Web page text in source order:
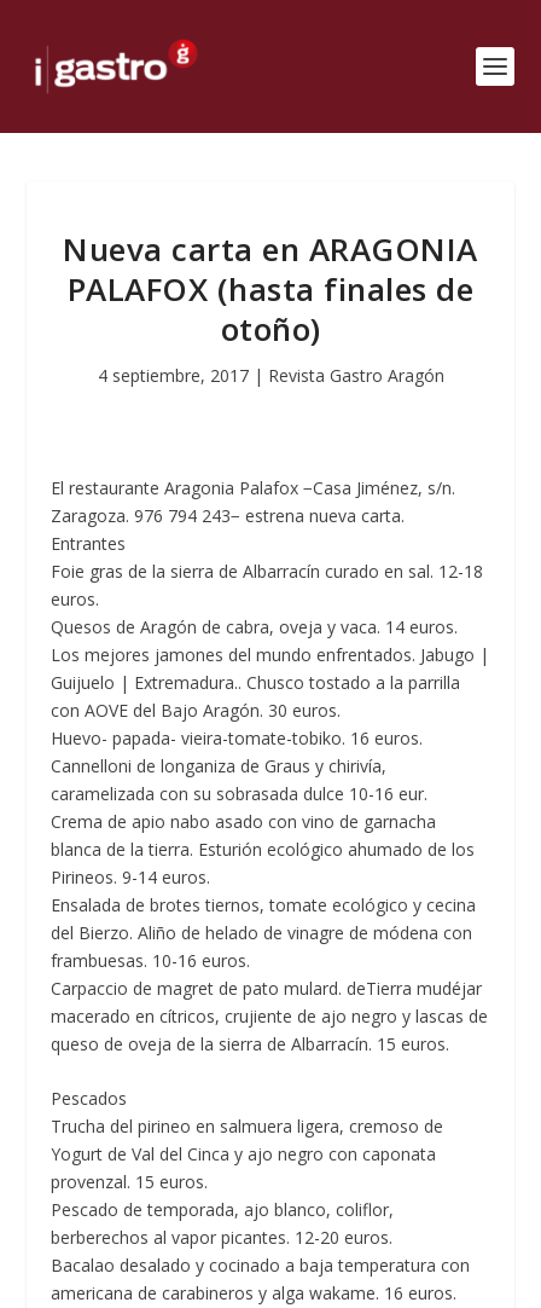
Nueva carta en ARAGONIA
PALAFOX (hasta finales de
otoño)
4 septiembre, 2017| Revista Gastro Aragón
El restaurante Aragonia Palafox −Casa Jiménez, s/n.
Zaragoza. 976 794 243− estrena nueva carta.
Entrantes
Foie gras de la sierra de Albarracín curado en sal. 12-18
euros.
Quesos de Aragón de cabra, oveja y vaca. 14 euros.
Los mejores jamones del mundo enfrentados. Jabugo |
Guijuelo | Extremadura.. Chusco tostado a la parrilla
con AOVE del Bajo Aragón. 30 euros.
Huevo- papada- vieira-tomate-tobiko. 16 euros.
Cannelloni de longaniza de Graus y chirivía,
caramelizada con su sobrasada dulce 10-16 eur.
Crema de apio nabo asado con vino de garnacha
blanca de la tierra. Esturión ecológico ahumado de los
Pirineos. 9-14 euros.
Ensalada de brotes tiernos, tomate ecológico y cecina
del Bierzo. Aliño de helado de vinagre de módena con
frambuesas. 10-16 euros.
Carpaccio de magret de pato mulard. deTierra mudéjar
macerado en cítricos, crujiente de ajo negro y lascas de
queso de oveja de la sierra de Albarracín. 15 euros.
Pescados
Trucha del pirineo en salmuera ligera, cremoso de
Yogurt de Val del Cinca y ajo negro con caponata
provenzal. 15 euros.
Pescado de temporada, ajo blanco, coliflor,
berberechos al vapor picantes. 12-20 euros.
Bacalao desalado y cocinado a baja temperatura con
americana de carabineros y alga wakame. 16 euros.